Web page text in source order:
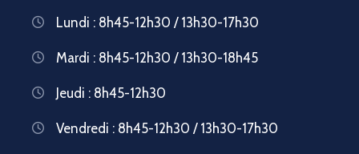
Lundi : 8h45-12h30 / 13h30-17h30
Mardi : 8h45-12h30 / 13h30-18h45
Jeudi : 8h45-12h30
Vendredi : 8h45-12h30 / 13h30-17h30